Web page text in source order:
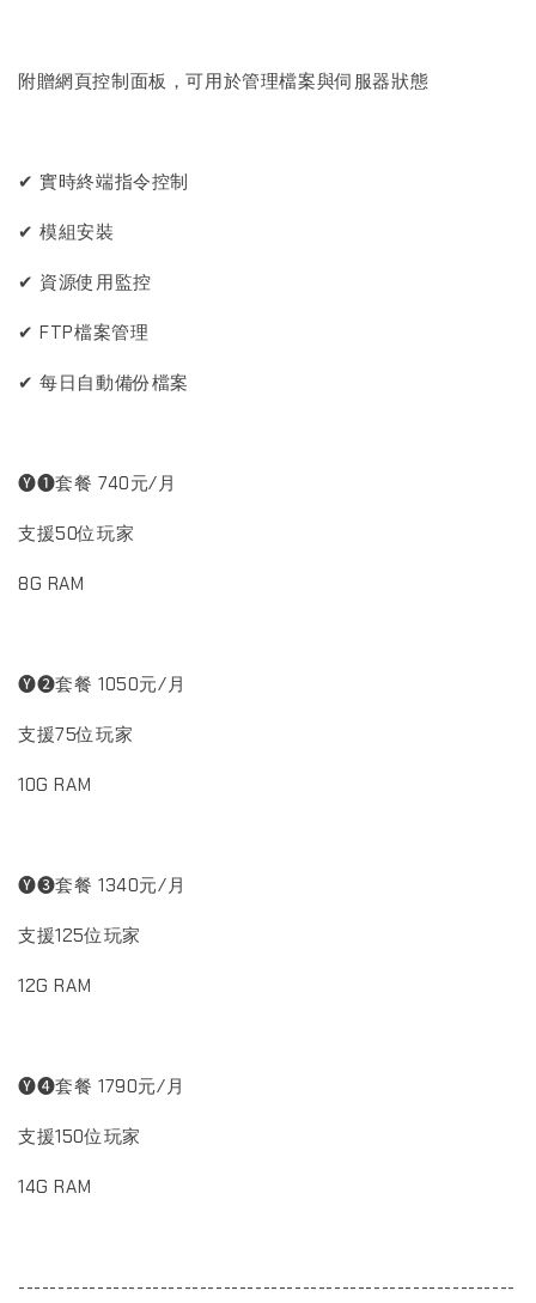
附贈網頁控制面板，可用於管理檔案與伺服器狀態
✔ 實時終端指令控制
✔ 模組安裝
✔ 資源使用監控
✔ FTP檔案管理
✔ 每日自動備份檔案
🅨❶套餐 740元/月
支援50位玩家
8G RAM
🅨❷套餐 1050元/月
支援75位玩家
10G RAM
🅨❸套餐 1340元/月
支援125位玩家
12G RAM
🅨❹套餐 1790元/月
支援150位玩家
14G RAM
---------------------------------------------------------------